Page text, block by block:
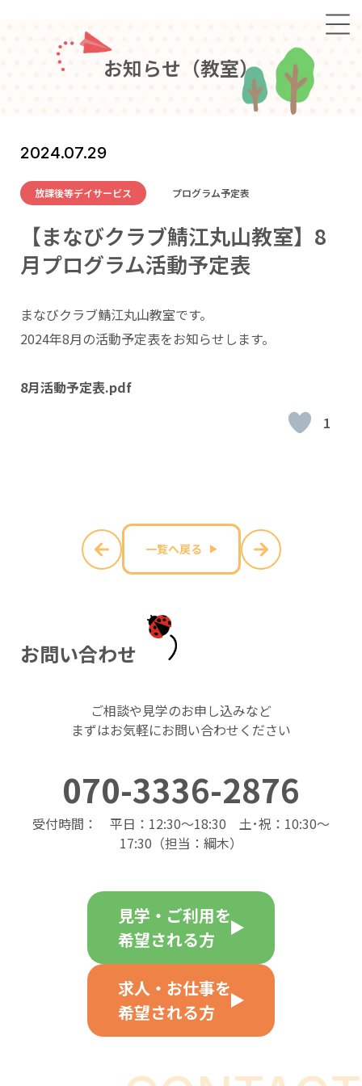
お知らせ （教室）
2024.07.29
放課後等デイサービス プログラム予定表
【まなびクラブ鯖江丸山教室】8
月プログラム活動予定表
まなびクラブ鯖江丸山教室です。
2024年8月の活動予定表をお知らせします。
8月活動予定表.pdf
1
一覧へ戻る
お問い合わせ
ご相談や見学のお申し込みなど
まずはお気軽にお問い合わせください
070-3336-2876
受付時間： 平日：12:30～18:30 土･祝：10:30～
17:30（担当：綱木）
見学・ご利用を
希望される方
求人・お仕事を
希望される方